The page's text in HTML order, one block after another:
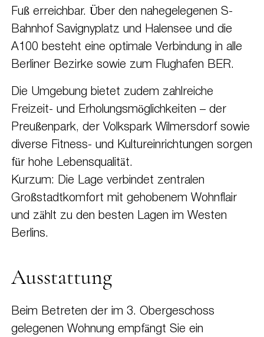
Fuß erreichbar. Über den nahegelegenen S-
Bahnhof Savignyplatz und Halensee und die
A100 besteht eine optimale Verbindung in alle
Berliner Bezirke sowie zum Flughafen BER.
Die Umgebung bietet zudem zahlreiche
Freizeit- und Erholungsmöglichkeiten – der
Preußenpark, der Volkspark Wilmersdorf sowie
diverse Fitness- und Kultureinrichtungen sorgen
für hohe Lebensqualität.
Kurzum: Die Lage verbindet zentralen
Großstadtkomfort mit gehobenem Wohnflair
und zählt zu den besten Lagen im Westen
Berlins.
Ausstattung
Beim Betreten der im 3. Obergeschoss
gelegenen Wohnung empfängt Sie ein